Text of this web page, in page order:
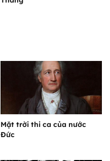
Mặt trời thi ca của nước
Đức